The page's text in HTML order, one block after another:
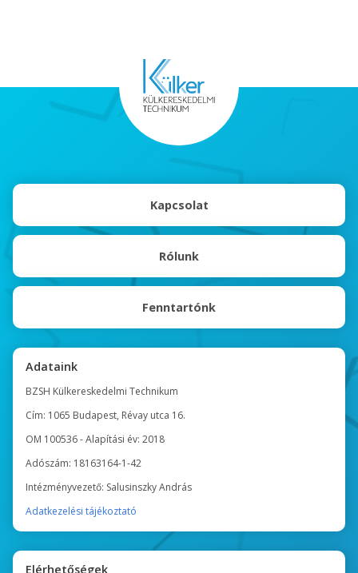
Kapcsolat
Rólunk
Fenntartónk
Adataink
BZSH Külkereskedelmi Technikum
Cím: 1065 Budapest, Révay utca 16.
OM 100536 - Alapítási év: 2018
Adószám: 18163164-1-42
Intézményvezető: Salusinszky András
Adatkezelési tájékoztató
Elérhetőségek